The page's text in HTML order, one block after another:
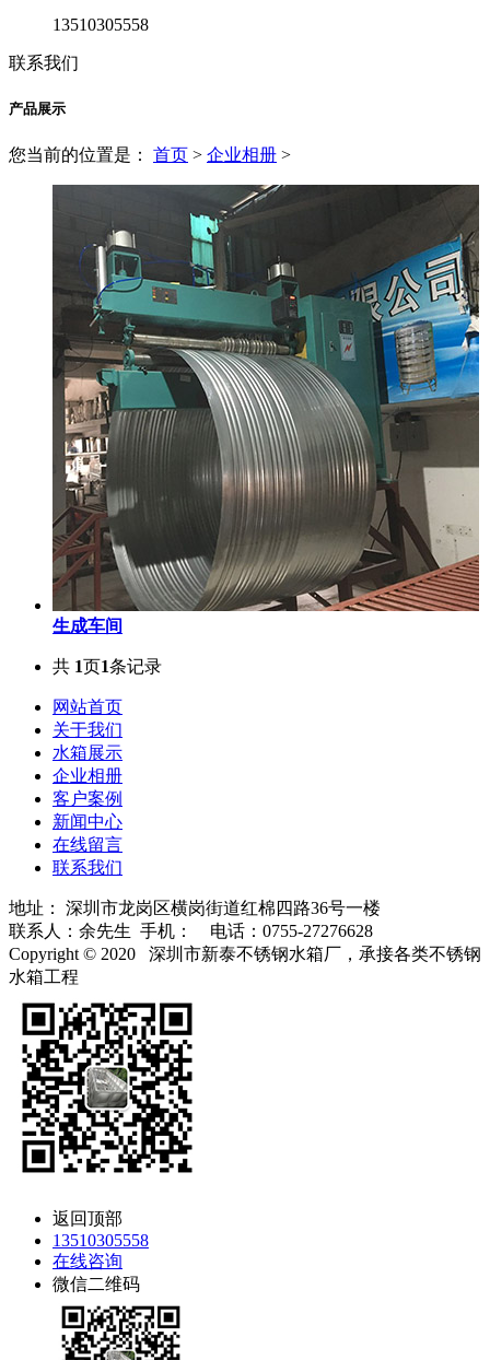
13510305558
联系我们
产品展示
您当前的位置是： 首页 > 企业相册 >
生成车间
共 1页1条记录
网站首页
关于我们
水箱展示
企业相册
客户案例
新闻中心
在线留言
联系我们
地址： 深圳市龙岗区横岗街道红棉四路36号一楼
联系人：余先生 手机：
电话：0755-27276628
Copyright © 2020 深圳市新泰不锈钢水箱厂，承接各类不锈钢
水箱工程
返回顶部
13510305558
在线咨询
微信二维码